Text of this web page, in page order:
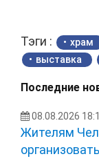
Тэги : храм
выставка
Последние
08.08.2026
Жителям